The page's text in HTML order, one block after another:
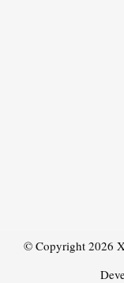
© Copyright 2026